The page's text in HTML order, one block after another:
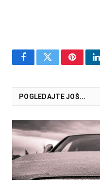
FacebookTwitter
POGLEDAJTE JOŠ...